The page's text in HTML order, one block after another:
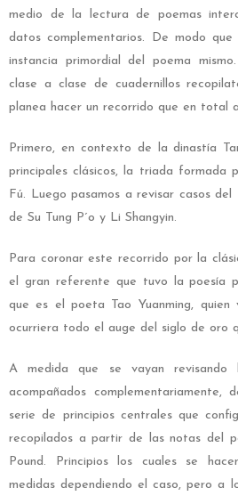
medio de la lectura de poemas
datos complementarios. De modo que
instancia primordial del poema
clase a clase de cuadernillos
planea hacer un recorrido que en total
Primero, en contexto de la dinastía
principales clásicos, la triada formada
Fú. Luego pasamos a revisar casos
de Su Tung P´o y Li Shangyin.
Para coronar este recorrido por la
el gran referente que tuvo la poesía
que es el poeta Tao Yuanming,
ocurriera todo el auge del siglo de oro
A medida que se vayan revisando
acompañados complementariamente,
serie de principios centrales que
recopilados a partir de las notas del
Pound. Principios los cuales se
medidas dependiendo el caso, pero a